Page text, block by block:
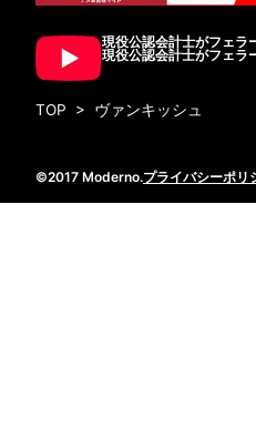
現役公認会計士がフェ
現役公認会計士がフェ
TOP > ヴァンキッシュ
©2017 Moderno.プライバシーポリ